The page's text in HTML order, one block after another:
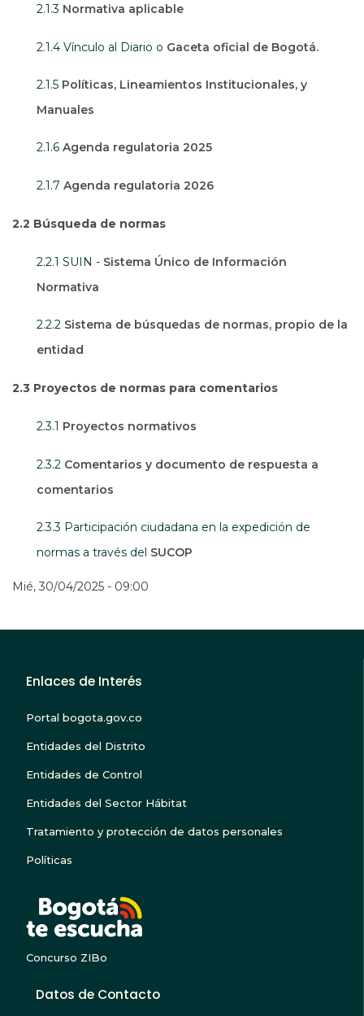
2.1.3 Normativa aplicable
2.1.4 Vínculo al Diario o Gaceta oficial de Bogotá.Abre
2.1.5 Políticas, Lineamientos Institucionales, y
Manuales
2.1.6 Agenda regulatoria 2025
2.1.7 Agenda regulatoria 2026
2.2 Búsqueda de normas
2.2.1 SUIN - Sistema Único de Información
Normativa
2.2.2 Sistema de búsquedas de normas, propio de la
entidad
2.3 Proyectos de normas para comentarios
2.3.1 Proyectos normativos
2.3.2 Comentarios y documento de respuesta a
comentarios
2.3.3 Participación ciudadana en la expedición de
normas a través del SUCOP
Mié, 30/04/2025 - 09:00
Enlaces de Interés
Portal bogota.gov.co
Entidades del Distrito
Entidades de Control
Entidades del Sector Hábitat
Tratamiento y protección de datos personales
Políticas
Concurso ZIBo
Datos de Contacto